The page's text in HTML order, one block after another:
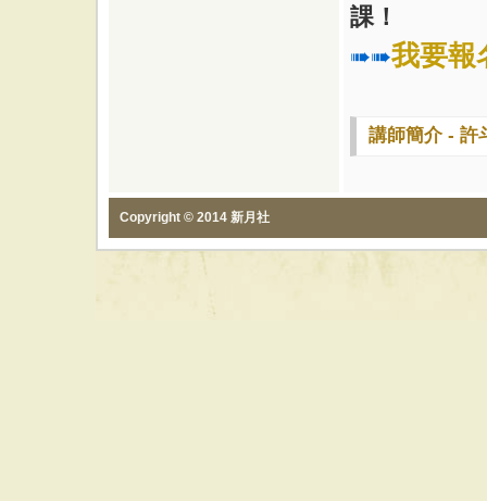
課！
➠➠我要報
講師簡介 - 許
Copyright © 2014 新月社